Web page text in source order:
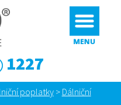
1227
poplatky> Dálniční